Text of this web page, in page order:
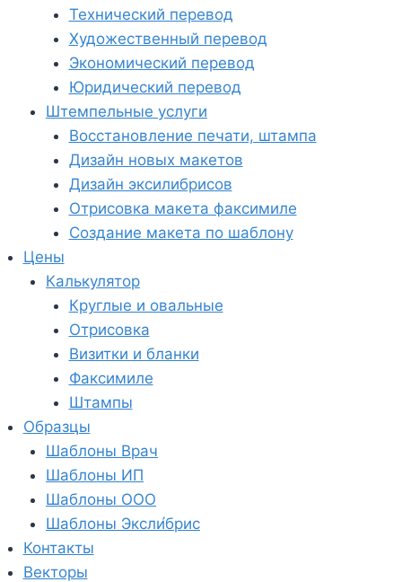
Технический перевод
Художественный перевод
Экономический перевод
Юридический перевод
Штемпельные услуги
Восстановление печати, штампа
Дизайн новых макетов
Дизайн эксилибрисов
Отрисовка макета факсимиле
Создание макета по шаблону
Цены
Калькулятор
Круглые и овальные
Отрисовка
Визитки и бланки
Факсимиле
Штампы
Образцы
Шаблоны Врач
Шаблоны ИП
Шаблоны ООО
Шаблоны Эксли́брис
Контакты
Векторы